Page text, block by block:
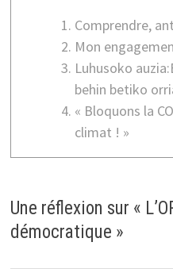
Comprendre,
Mon
Luhusoko
behin betiko
« Bloquons la
climat ! »
Une réflexion sur «
démocratique »